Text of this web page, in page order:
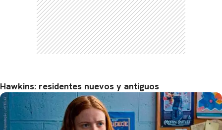
Hawkins: residentes nuevos y antiguos